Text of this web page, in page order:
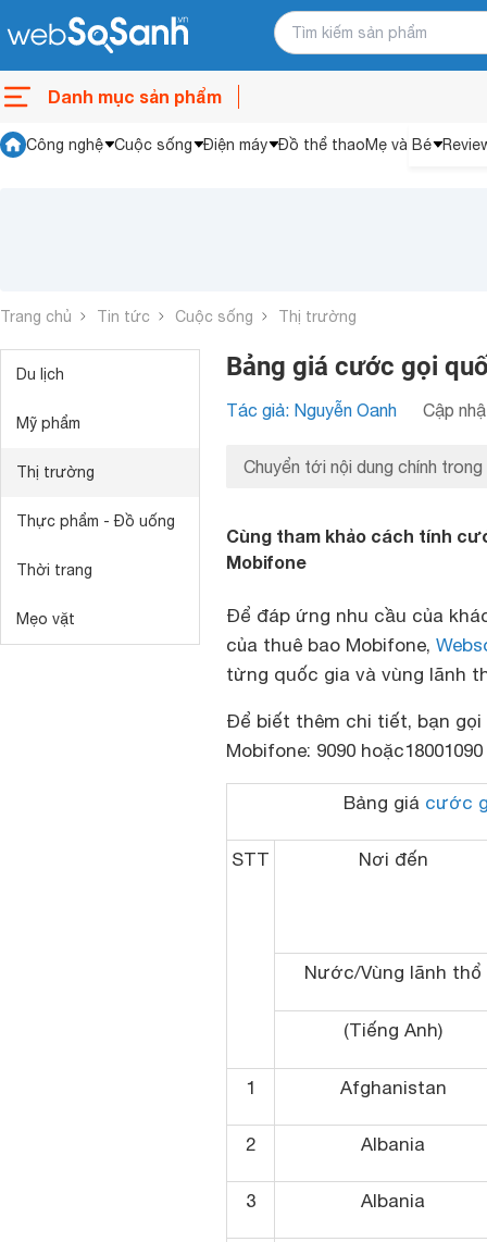
Danh mục sản phẩm
Công nghệ Cuộc sống Điện máy Đồ thể thaoMẹ và Bé
Trang chủ Tin tức Cuộc sống Thị trường
Du lịch
Mỹ phẩm
Thị trường
Thực phẩm - Đồ uống
Thời trang
Mẹo vặt
Bảng giá cước gọi
Tác giả: Nguyễn Oanh Cập
Chuyển tới nội dung chính trong
Cùng tham khảo cách tính
Mobifone
Để đáp ứng nhu cầu của
của thuê bao Mobifone,
từng quốc gia và vùng lãnh
Để biết thêm chi tiết, bạn
Mobifone: 9090 hoặc18001090
Bảng giá cước
STT Nơi đến
Nước/Vùng lãnh thổ
(Tiếng Anh)
1 Afghanistan
2 Albania
3 Albania